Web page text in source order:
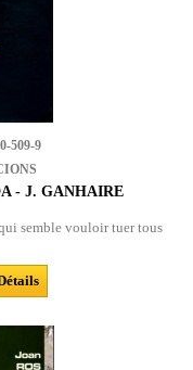
509-9
- J. GANHAIRE
semble vouloir tuer tous